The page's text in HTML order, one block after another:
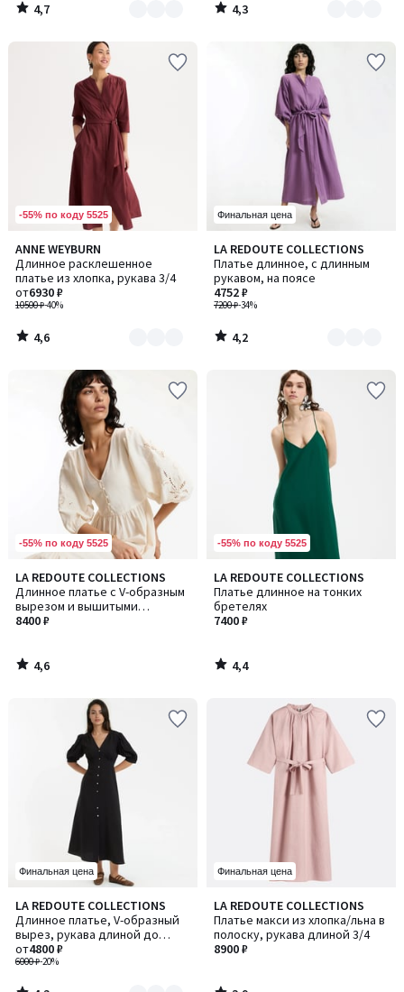
4,7
/
4,3
/
-55% по коду 5525
ANNE WEYBURN
Длинное расклешенное
платье из хлопка, рукава 3/4
10500 ₽-40%
от6930 ₽
4,6
/ 5
Количество
цветов:
2
4,6
/
Финальная цена
LA REDOUTE COLLECTIONS
Платье длинное, с длинным
рукавом, на поясе
7200 ₽-34%
4752 ₽
4,2
/ 5
Количество
цветов:
2
4,2
/
-55% по коду 5525
LA REDOUTE COLLECTIONS
Длинное платье с V-образным
вырезом и вышитыми
рукавами
8400 ₽
4,6
/ 5
4,6
/
-55% по коду 5525
LA REDOUTE COLLECTIONS
Платье длинное на тонких
бретелях
7400 ₽
4,4
/ 5
4,4
/
Финальная цена
LA REDOUTE COLLECTIONS
Длинное платье, V-образный
вырез, рукава длиной до
локтя
6000 ₽-20%
от4800 ₽
4,2
/ 5
Количество
цветов:
2
Финальная цена
LA REDOUTE COLLECTIONS
Платье макси из хлопка/льна в
полоску, рукава длиной 3/4
8900 ₽
3,9
/ 5